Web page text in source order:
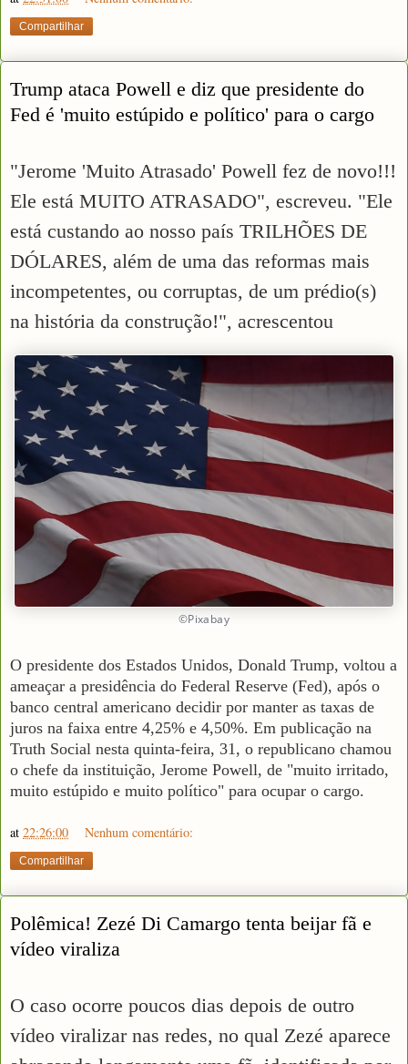
Compartilhar
Trump ataca Powell e diz que presidente do
Fed é 'muito estúpido e político' para o cargo
"Jerome 'Muito Atrasado' Powell fez de novo!!!
Ele está MUITO ATRASADO", escreveu. "Ele
está custando ao nosso país TRILHÕES DE
DÓLARES, além de uma das reformas mais
incompetentes, ou corruptas, de um prédio(s)
na história da construção!", acrescentou
©Pixabay
O presidente dos Estados Unidos, Donald Trump, voltou a
ameaçar a presidência do Federal Reserve (Fed), após o
banco central americano decidir por manter as taxas de
juros na faixa entre 4,25% e 4,50%. Em publicação na
Truth Social nesta quinta-feira, 31, o republicano chamou
o chefe da instituição, Jerome Powell, de "muito irritado,
muito estúpido e muito político" para ocupar o cargo.
at 22:26:00 Nenhum comentário:
Compartilhar
Polêmica! Zezé Di Camargo tenta beijar fã e
vídeo viraliza
O caso ocorre poucos dias depois de outro
vídeo viralizar nas redes, no qual Zezé aparece